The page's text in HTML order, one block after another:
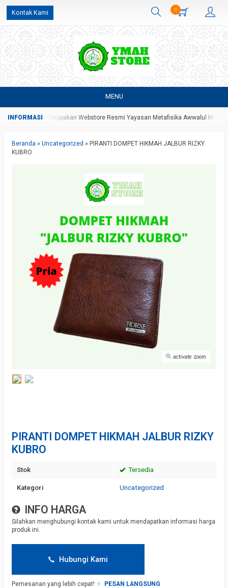
Kontak Kami 0
MENU
Store Yang Merupakan Webstore Resmi Yayasan Metafisika Awwalul Hidayah
Beranda » Uncategorized » PIRANTI DOMPET HIKMAH JALBUR RIZKY
KUBRO
activate zoom
PIRANTI DOMPET HIKMAH JALBUR RIZKY
KUBRO
Stok Tersedia
Kategori Uncategorized
INFO HARGA
Silahkan menghubungi kontak kami untuk mendapatkan informasi harga
produk ini.
Hubungi Kami
Pemesanan yang lebih cepat! PESAN LANGSUNG